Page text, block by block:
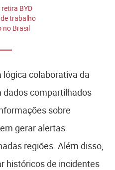
BYD
trabalho
no Brasil
colaborativa da
compartilhados
sobre
gerar alertas
regiões. Além disso,
históricos de incidentes